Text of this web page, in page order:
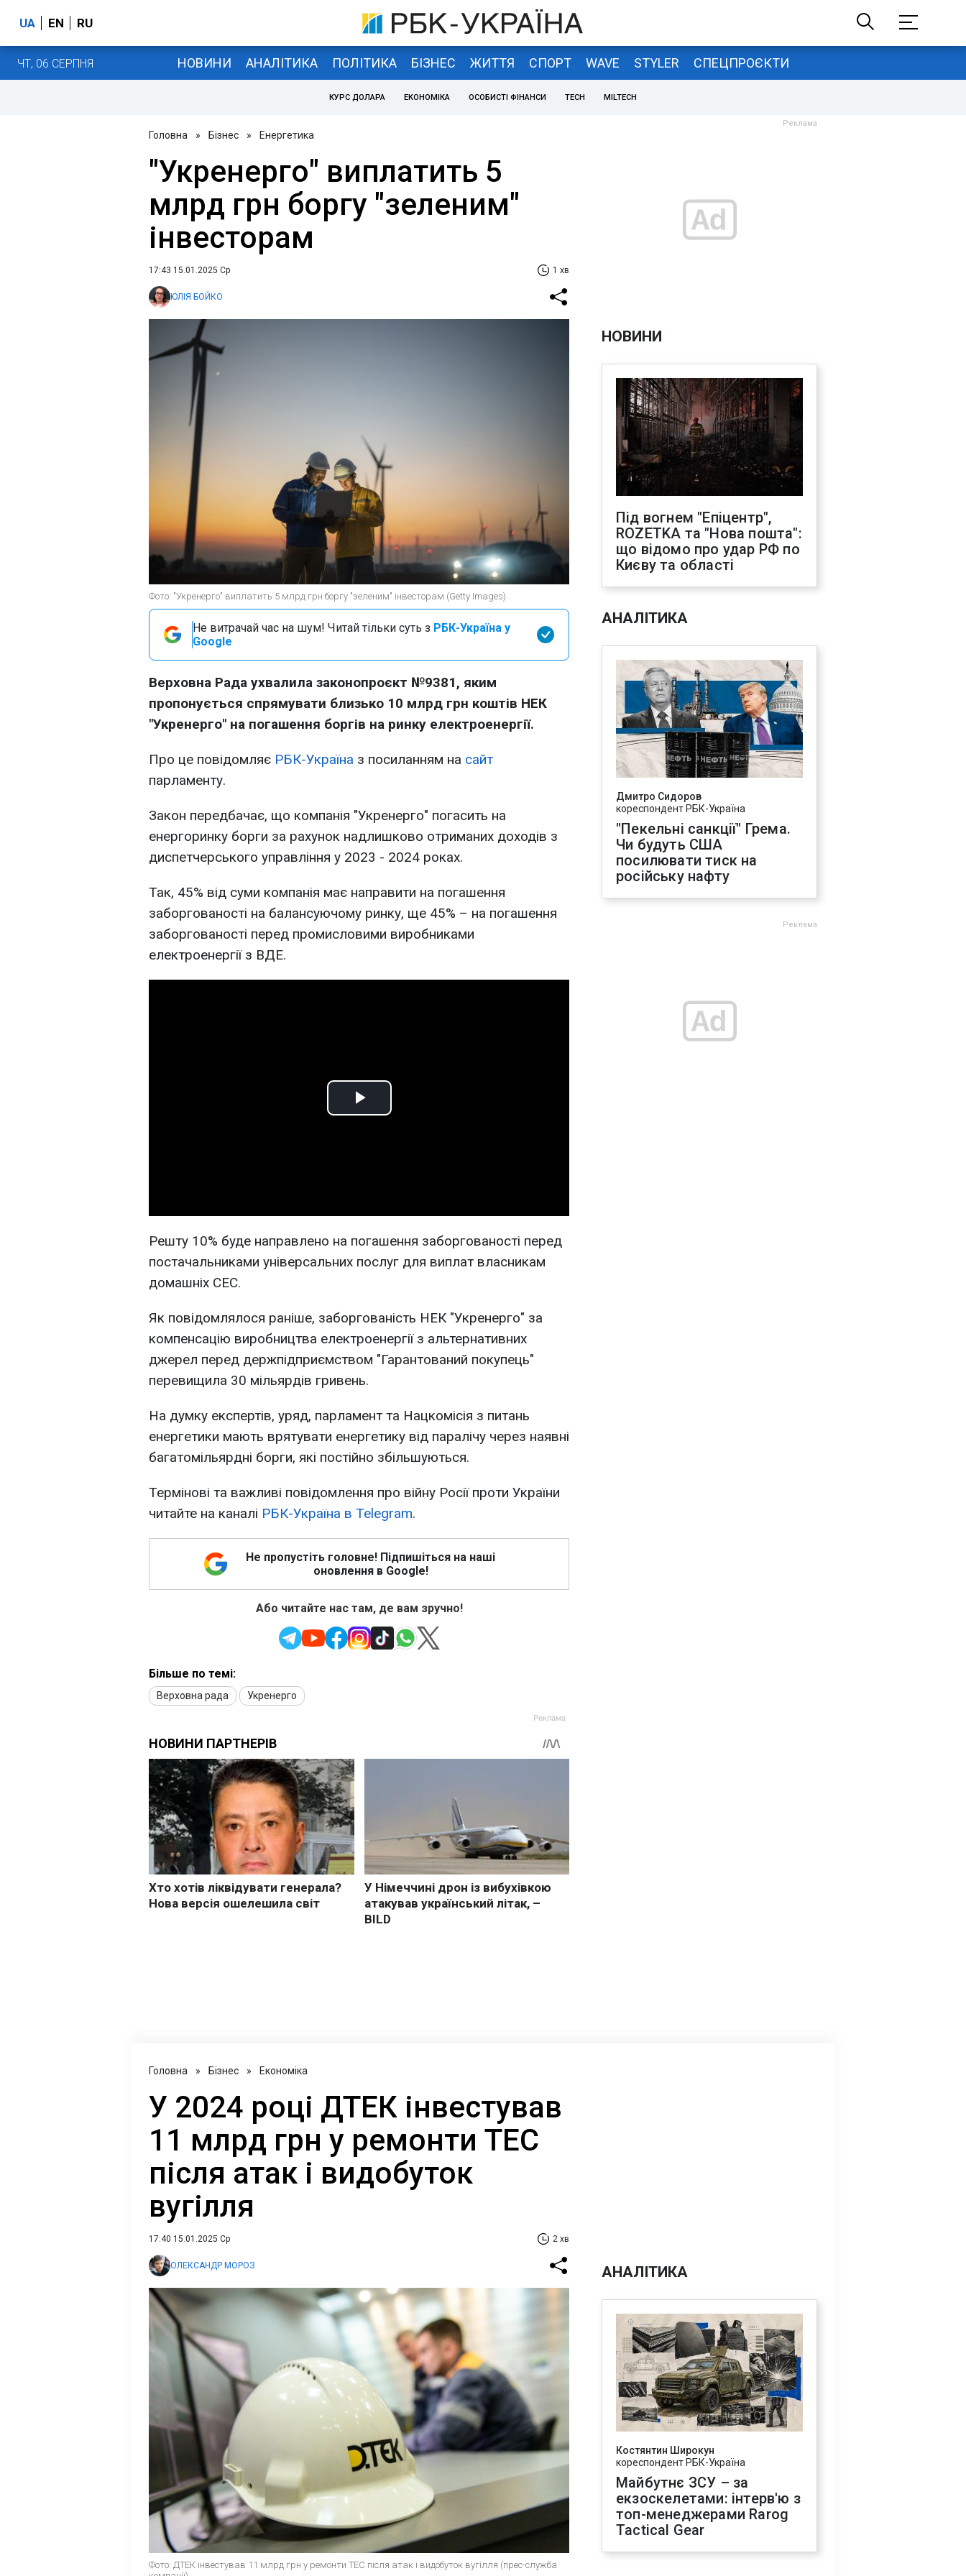
UA EN RU
ЧТ, 06 СЕРПНЯ НОВИНИ АНАЛІТИКА ПОЛІТИКА БІЗНЕС ЖИТТЯ СПОРТ WAVE STYLER СПЕЦПРОЄКТИ
КУРС ДОЛАРА ЕКОНОМІКА ОСОБИСТІ ФІНАНСИ TECH MILTECH
Головна » Бізнес » Енергетика
"Укренерго" виплатить 5
млрд грн боргу "зеленим"
інвесторам
17:43 15.01.2025 Ср 1 хв
ЮЛІЯ БОЙКО
Фото: "Укренерго" виплатить 5 млрд грн боргу "зеленим" інвесторам (Getty Images)
Не витрачай час на шум! Читай тільки суть з РБК-Україна у
Google
Верховна Рада ухвалила законопроєкт №9381, яким
пропонується спрямувати близько 10 млрд грн коштів НЕК
"Укренерго" на погашення боргів на ринку електроенергії.
Про це повідомляє РБК-Україна з посиланням на сайт
парламенту.
Закон передбачає, що компанія "Укренерго" погасить на
енергоринку борги за рахунок надлишково отриманих доходів з
диспетчерського управління у 2023 - 2024 роках.
Так, 45% від суми компанія має направити на погашення
заборгованості на балансуючому ринку, ще 45% – на погашення
заборгованості перед промисловими виробниками
електроенергії з ВДЕ.
Play
Решту 10% буде направлено на погашення заборгованості перед
постачальниками універсальних послуг для виплат власникам
домашніх СЕС.
Як повідомлялося раніше, заборгованість НЕК "Укренерго" за
компенсацію виробництва електроенергії з альтернативних
джерел перед держпідприємством "Гарантований покупець"
перевищила 30 мільярдів гривень.
На думку експертів, уряд, парламент та Нацкомісія з питань
енергетики мають врятувати енергетику від паралічу через наявні
багатомільярдні борги, які постійно збільшуються.
Термінові та важливі повідомлення про війну Росії проти України
читайте на каналі РБК-Україна в Telegram.
Не пропустіть головне! Підпишіться на наші
оновлення в Google!
Або читайте нас там, де вам зручно!
Більше по темі:
Верховна рада Укренерго
НОВИНИ
Під вогнем "Епіцентр",
ROZETKA та "Нова пошта":
що відомо про удар РФ по
Києву та області
АНАЛІТИКА
Дмитро Сидоров
кореспондент РБК-Україна
"Пекельні санкції" Грема.
Чи будуть США
посилювати тиск на
російську нафту
Головна » Бізнес » Економіка
У 2024 році ДТЕК інвестував
11 млрд грн у ремонти ТЕС
після атак і видобуток
вугілля
17:40 15.01.2025 Ср 2 хв
ОЛЕКСАНДР МОРОЗ
Фото: ДТЕК інвестував 11 млрд грн у ремонти ТЕС після атак і видобуток вугілля (прес-служба
АНАЛІТИКА
Костянтин Широкун
кореспондент РБК-Україна
Майбутнє ЗСУ – за
екзоскелетами: інтерв'ю з
топ-менеджерами Rarog
Tactical Gear